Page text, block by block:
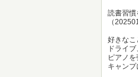
読書習慣
（
好きなこ
ドライ
ピアノを
キャンプ